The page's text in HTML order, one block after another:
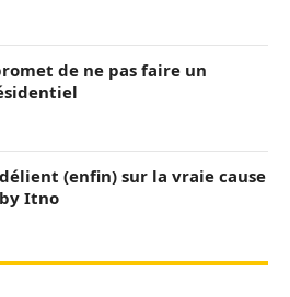
de ne pas faire un
(enfin) sur la vraie cause
Itno